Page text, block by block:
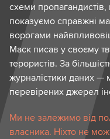
схеми
показуємо справжні
ворогами
Маск писав у своєму
терористів. За
журналістики даних —
перевірених джерел
Ми не залежимо від
власника. Ніхто не